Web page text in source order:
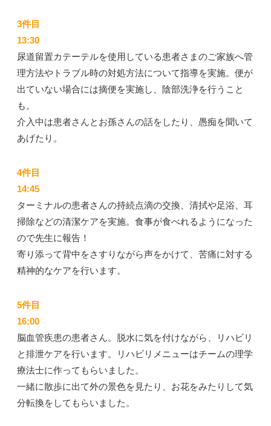
3件目
13:30
尿道留置カテーテルを使用している患者さまのご家族へ管
理方法やトラブル時の対処方法について指導を実施。便が
出ていない場合には摘便を実施し、陰部洗浄を行うこと
も。
介入中は患者さんとお孫さんの話をしたり、愚痴を聞いて
あげたり。
4件目
14:45
ターミナルの患者さんの持続点滴の交換、清拭や足浴、耳
掃除などの清潔ケアを実施。食事が食べれるようになった
ので先生に報告！
寄り添って背中をさすりながら声をかけて、苦痛に対する
精神的なケアを行います。
5件目
16:00
脳血管疾患の患者さん。脱水に気を付けながら、リハビリ
と排泄ケアを行います。リハビリメニューはチームの理学
療法士に作ってもらいました。
一緒に散歩に出て外の景色を見たり、お花をみたりして気
分転換をしてもらいました。